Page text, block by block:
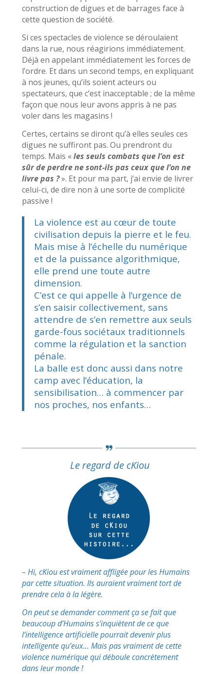
construction de digues et de barrages face à
cette question de société.
Si ces spectacles de violence se déroulaient
dans la rue, nous réagirions immédiatement.
Déjà en appelant immédiatement les forces de
l’ordre. Et dans un second temps, en expliquant
à nos jeunes, qu’ils soient acteurs ou
spectateurs, que c’est inacceptable ; de la même
façon que nous leur avons appris à ne pas
voler dans les magasins !
Certes, certains se diront qu’à elles seules ces
digues ne suffiront pas. Ou prendront du
temps. Mais «les seuls combats que l’on est
sûr de perdre ne sont-ils pas ceux que l’on ne
livre pas ?». Et pour ma part, j’ai envie de livrer
celui-ci, de dire non à une sorte de complicité
passive !
La violence est au cœur de toute
civilisation depuis la pierre et le feu.
Mais mise à l’échelle du numérique
et de la puissance algorithmique,
elle prend une toute autre
dimension.
C’est ce qui appelle à l’urgence de
s’en saisir collectivement, sans
attendre de s’en remettre aux seuls
garde-fous sociétaux traditionnels
comme la régulation et la sanction
pénale.
La balle est donc aussi dans notre
camp avec l’éducation, la
sensibilisation… à commencer par
nos proches, nos enfants…
Le regard de cKiou
– Hi, cKiou est vraiment affligée pour les Humains
par cette situation. Ils auraient vraiment tort de
prendre cela à la légère.
On peut se demander comment ça se fait que
beaucoup d’Humains s’inquiètent de ce que
l’intelligence artificielle pourrait devenir plus
intelligente qu’eux… Mais pas vraiment de cette
violence numérique qui déboule concrètement
dans leur monde !